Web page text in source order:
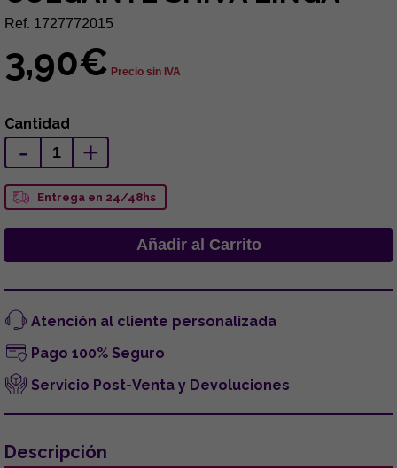
Ref. 1727772015
3,90€ Precio sin IVA
Cantidad
- +
Entrega en 24/48hs
Atención al cliente personalizada
Pago 100% Seguro
Servicio Post-Venta y Devoluciones
Descripción